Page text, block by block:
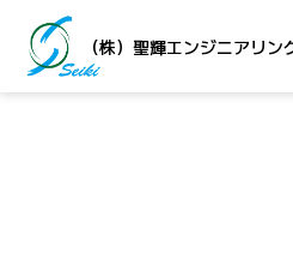
（株）聖輝エンジニアリン